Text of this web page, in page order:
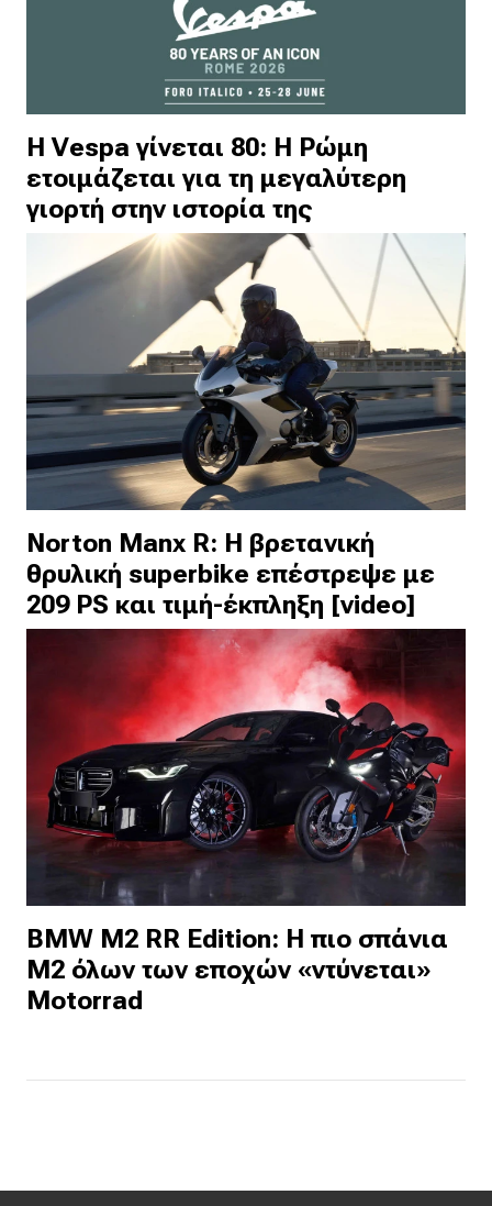
Η Vespa γίνεται 80: Η Ρώμη
ετοιμάζεται για τη μεγαλύτερη
γιορτή στην ιστορία της
Norton Manx R: Η βρετανική
θρυλική superbike επέστρεψε με
209 PS και τιμή-έκπληξη [video]
BMW M2 RR Edition: Η πιο σπάνια
M2 όλων των εποχών «ντύνεται»
Motorrad